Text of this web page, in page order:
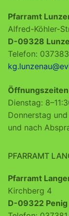
Pfarramt
Alfred-Köhler-
D-09328
Telefon:
Öffnungszeiten
Dienstag:
Donnerstag
und nach
PFARRAMT
Pfarramt
Kirchberg 4
D-09322 Penig